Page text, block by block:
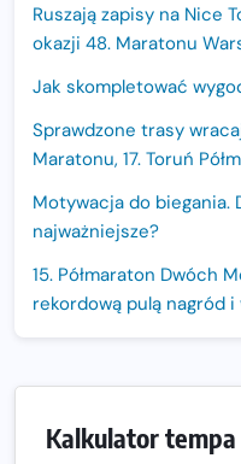
Ruszają zapisy na Nice
okazji 48. Maratonu
Jak skompletować
Sprawdzone trasy
Maratonu, 17. Toruń
Motywacja do biegania.
najważniejsze?
15. Półmaraton Dwóch
rekordową pulą nagród
Oficjalna koszulka
Kalkulator